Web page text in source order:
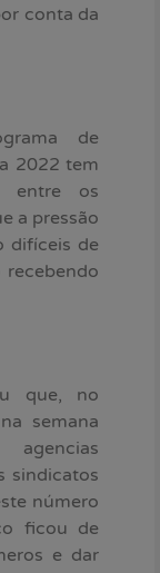
conta da
de
2022 tem
entre os
a pressão
difíceis de
recebendo
que, no
semana
sindicatos
número
ficou de
e dar